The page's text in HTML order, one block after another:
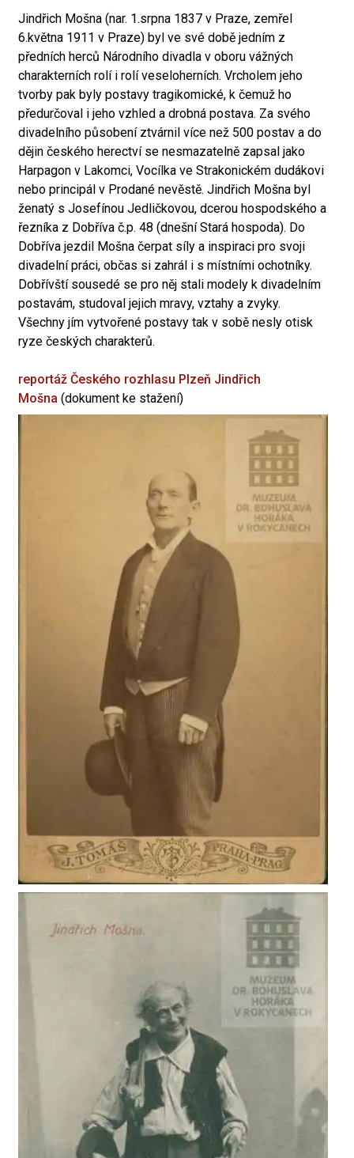
Jindřich Mošna (nar. 1.srpna 1837 v Praze, zemřel
6.května 1911 v Praze) byl ve své době jedním z
předních herců Národního divadla v oboru vážných
charakterních rolí i rolí veseloherních. Vrcholem jeho
tvorby pak byly postavy tragikomické, k čemuž ho
předurčoval i jeho vzhled a drobná postava. Za svého
divadelního působení ztvárnil více než 500 postav a do
dějin českého herectví se nesmazatelně zapsal jako
Harpagon v Lakomci, Vocílka ve Strakonickém dudákovi
nebo principál v Prodané nevěstě. Jindřich Mošna byl
ženatý s Josefínou Jedličkovou, dcerou hospodského a
řezníka z Dobříva č.p. 48 (dnešní Stará hospoda). Do
Dobříva jezdil Mošna čerpat síly a inspiraci pro svoji
divadelní práci, občas si zahrál i s místními ochotníky.
Dobřívští sousedé se pro něj stali modely k divadelním
postavám, studoval jejich mravy, vztahy a zvyky.
Všechny jím vytvořené postavy tak v sobě nesly otisk
ryze českých charakterů.
reportáž Českého rozhlasu Plzeň Jindřich
Mošna (dokument ke stažení)